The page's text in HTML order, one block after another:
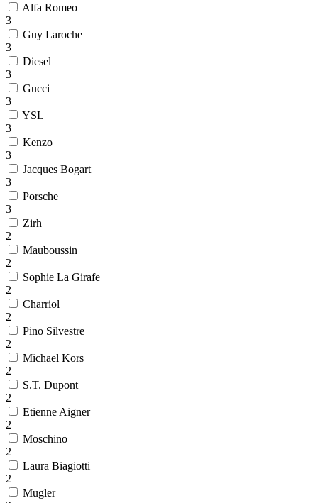
Alfa Romeo
3
Guy Laroche
3
Diesel
3
Gucci
3
YSL
3
Kenzo
3
Jacques Bogart
3
Porsche
3
Zirh
2
Mauboussin
2
Sophie La Girafe
2
Charriol
2
Pino Silvestre
2
Michael Kors
2
S.T. Dupont
2
Etienne Aigner
2
Moschino
2
Laura Biagiotti
2
Mugler